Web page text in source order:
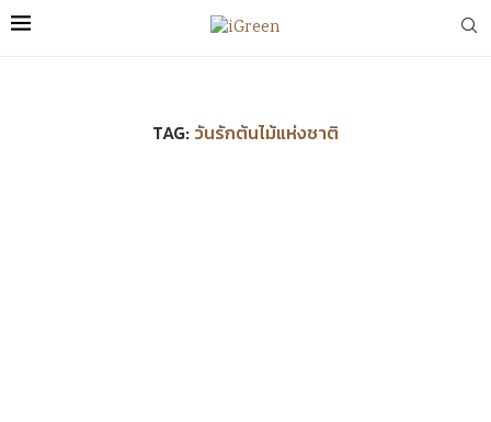
TAG: วันรักต้นไม้แห่งชาติ